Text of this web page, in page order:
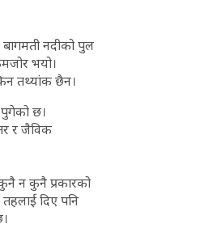
नदीको पुल
भयो।
तथ्यांक छैन।
पुगेको छ।
र जैविक
कुनै न कुनै प्रकारको
दिए पनि